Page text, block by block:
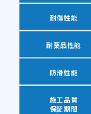
耐傷性能
耐薬品性能
防滑性能
施工品質
保証期間